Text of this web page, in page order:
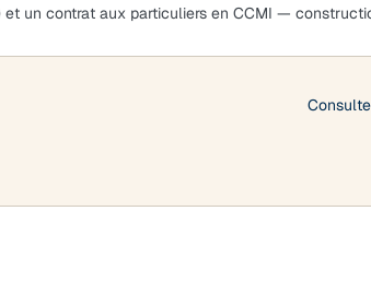
et un contrat aux particuliers en CCMI —